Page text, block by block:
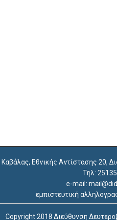
Εθνικής Αντίστασης 20,
Τηλ:
e-mail:
εμπιστευτική
Copyright 2018 Διεύθυνση